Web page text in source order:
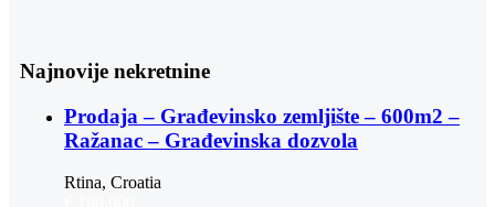
Najnovije nekretnine
Prodaja – Građevinsko zemljište – 600m2 –
Ražanac – Građevinska dozvola
Rtina, Croatia